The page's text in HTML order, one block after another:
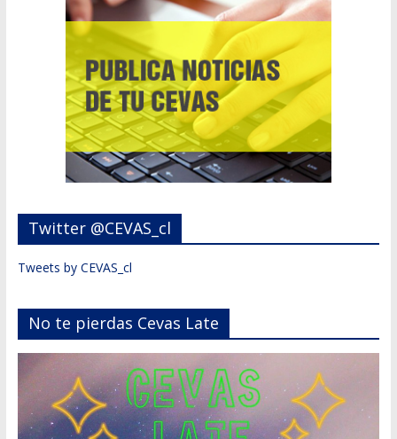
Twitter @CEVAS_cl
Tweets by CEVAS_cl
No te pierdas Cevas Late